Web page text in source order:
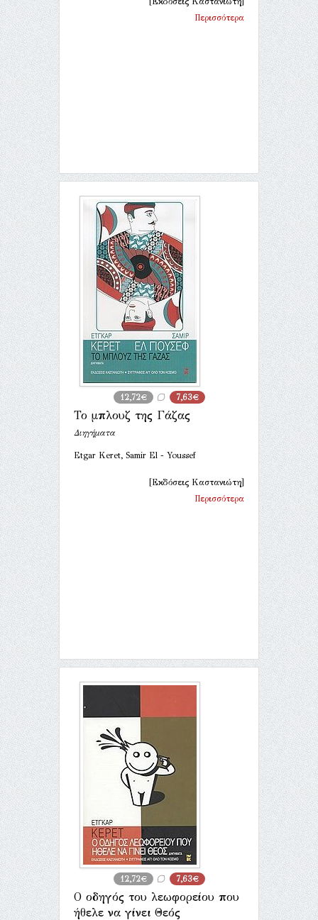
Περισσότερα
12,72€ 7,63€
Το μπλουζ της Γάζας
Διηγήματα
Etgar Keret, Samir El - Youssef
[Εκδόσεις Καστανιώτη]
Περισσότερα
12,72€ 7,63€
Ο οδηγός του λεωφορείου που
ήθελε να γίνει Θεός